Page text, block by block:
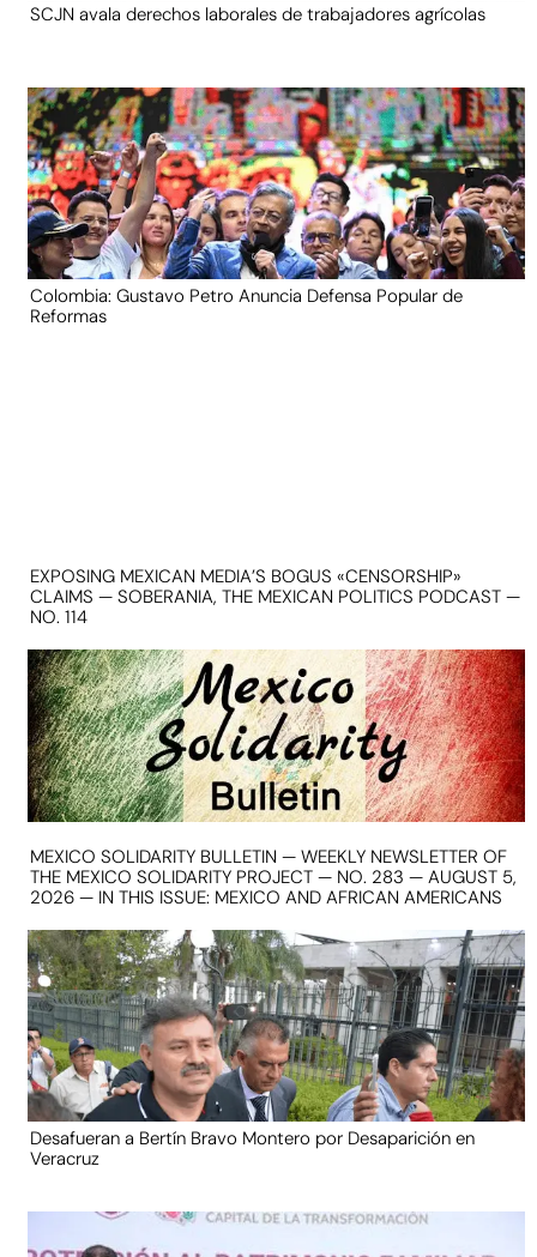
SCJN avala derechos laborales de trabajadores agrícolas
Colombia: Gustavo Petro Anuncia Defensa Popular de
Reformas
EXPOSING MEXICAN MEDIA’S BOGUS «CENSORSHIP»
CLAIMS — SOBERANIA, THE MEXICAN POLITICS PODCAST —
NO. 114
MEXICO SOLIDARITY BULLETIN — WEEKLY NEWSLETTER OF
THE MEXICO SOLIDARITY PROJECT — NO. 283 — AUGUST 5,
2026 — IN THIS ISSUE: MEXICO AND AFRICAN AMERICANS
Desafueran a Bertín Bravo Montero por Desaparición en
Veracruz